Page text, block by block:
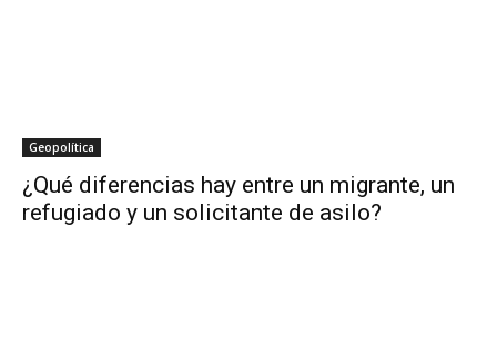
Geopolítica
¿Qué diferencias hay entre un migrante, un
refugiado y un solicitante de asilo?